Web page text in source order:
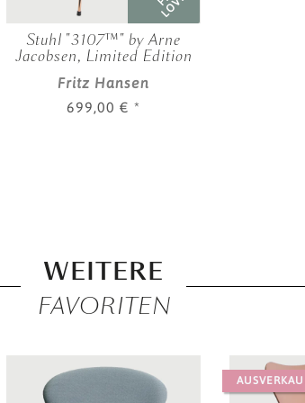
Stuhl "3107™" by Arne
Jacobsen, Limited Edition
Fritz Hansen
699,00 € *
WEITERE
FAVORITEN